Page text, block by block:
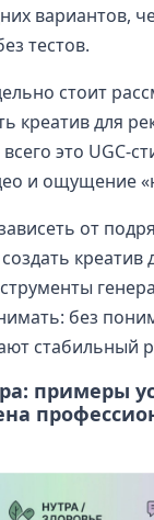
вариантов,
тестов.
стоит
креатив для
это UGC-
и ощущение
от
креатив
без
стабильный
примеры